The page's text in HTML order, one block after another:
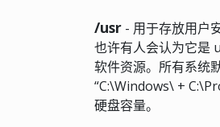
/usr - 用于存放用户
也许有人会认为它是
软件资源。所有系统
“C:\Windows\ +
硬盘容量。